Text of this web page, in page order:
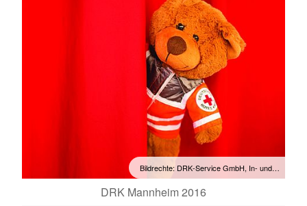
Bildrechte: DRK-Service GmbH, In- und…
DRK Mannheim 2016